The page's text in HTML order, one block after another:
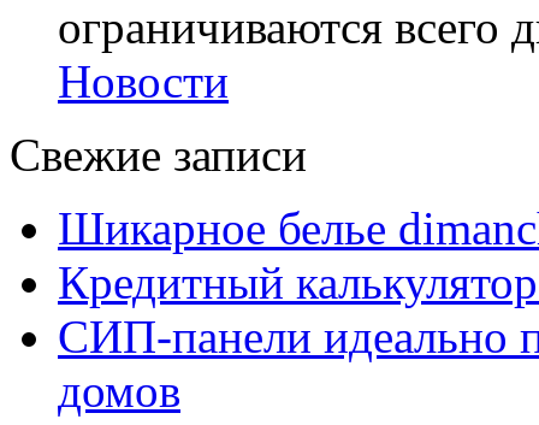
ограничиваются всего
Новости
Свежие записи
Шикарное белье
Кредитный
СИП-панели идеально
домов